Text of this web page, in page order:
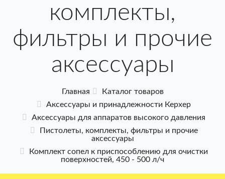
комплекты,
фильтры и прочие
аксессуары
Главная
Каталог товаров
Аксессуары и принадлежности Керхер
Аксессуары для аппаратов высокого давления
Пистолеты, комплекты, фильтры и прочие
аксессуары
Комплект сопел к приспособлению для очистки
поверхностей, 450 - 500 л/ч